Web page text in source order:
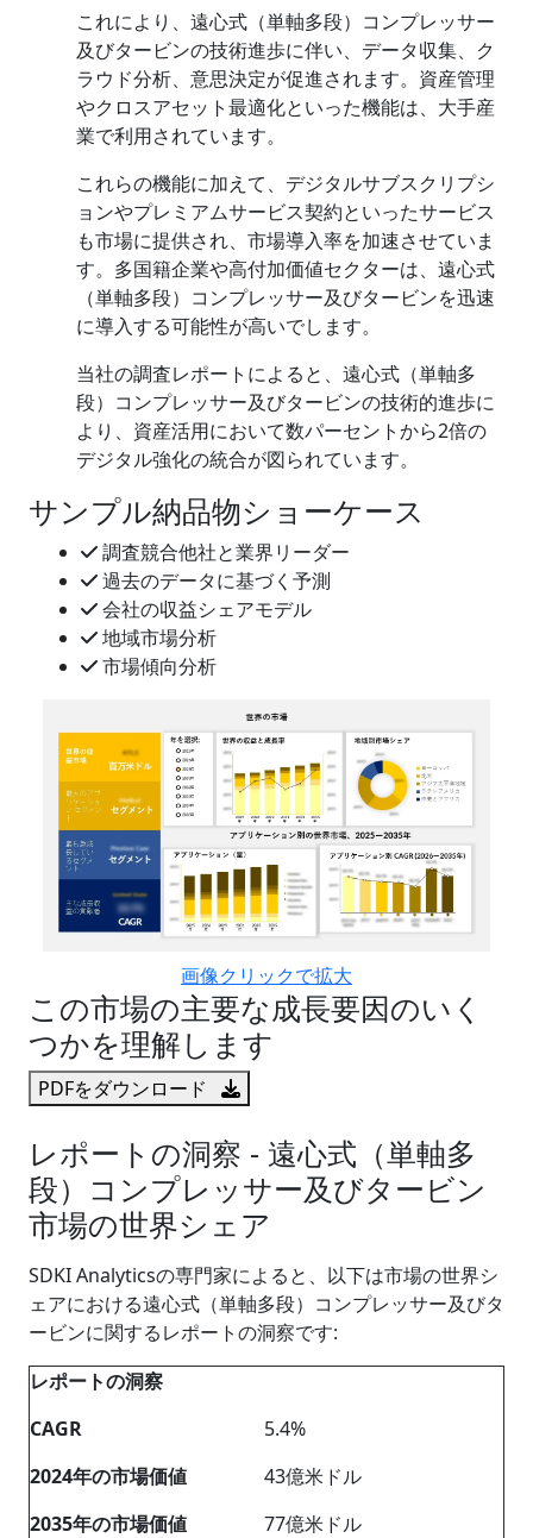
これにより、遠心式（単軸多段）コンプレッサー
及びタービンの技術進歩に伴い、データ収集、ク
ラウド分析、意思決定が促進されます。資産管理
やクロスアセット最適化といった機能は、大手産
業で利用されています。
これらの機能に加えて、デジタルサブスクリプシ
ョンやプレミアムサービス契約といったサービス
も市場に提供され、市場導入率を加速させていま
す。多国籍企業や高付加価値セクターは、遠心式
（単軸多段）コンプレッサー及びタービンを迅速
に導入する可能性が高いでします。
当社の調査レポートによると、遠心式（単軸多
段）コンプレッサー及びタービンの技術的進歩に
より、資産活用において数パーセントから2倍の
デジタル強化の統合が図られています。
サンプル納品物ショーケース
調査競合他社と業界リーダー
過去のデータに基づく予測
会社の収益シェアモデル
地域市場分析
市場傾向分析
画像クリックで拡大
この市場の主要な成長要因のいく
つかを理解します
PDFをダウンロード
レポートの洞察 - 遠心式（単軸多
段）コンプレッサー及びタービン
市場の世界シェア
SDKI Analyticsの専門家によると、以下は市場の世界シ
ェアにおける遠心式（単軸多段）コンプレッサー及びタ
ービンに関するレポートの洞察です:
レポートの洞察
CAGR
5.4%
2024年の市場価値
43億米ドル
2035年の市場価値
77億米ドル